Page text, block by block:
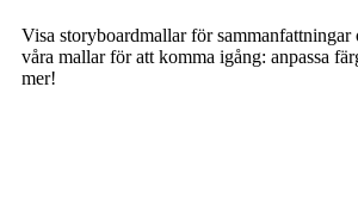
Visa storyboardmallar för sammanfattningar
våra mallar för att komma igång: anpassa
mer!